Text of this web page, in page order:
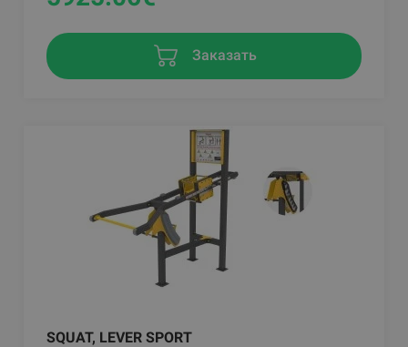
Заказать
SQUAT, LEVER SPORT